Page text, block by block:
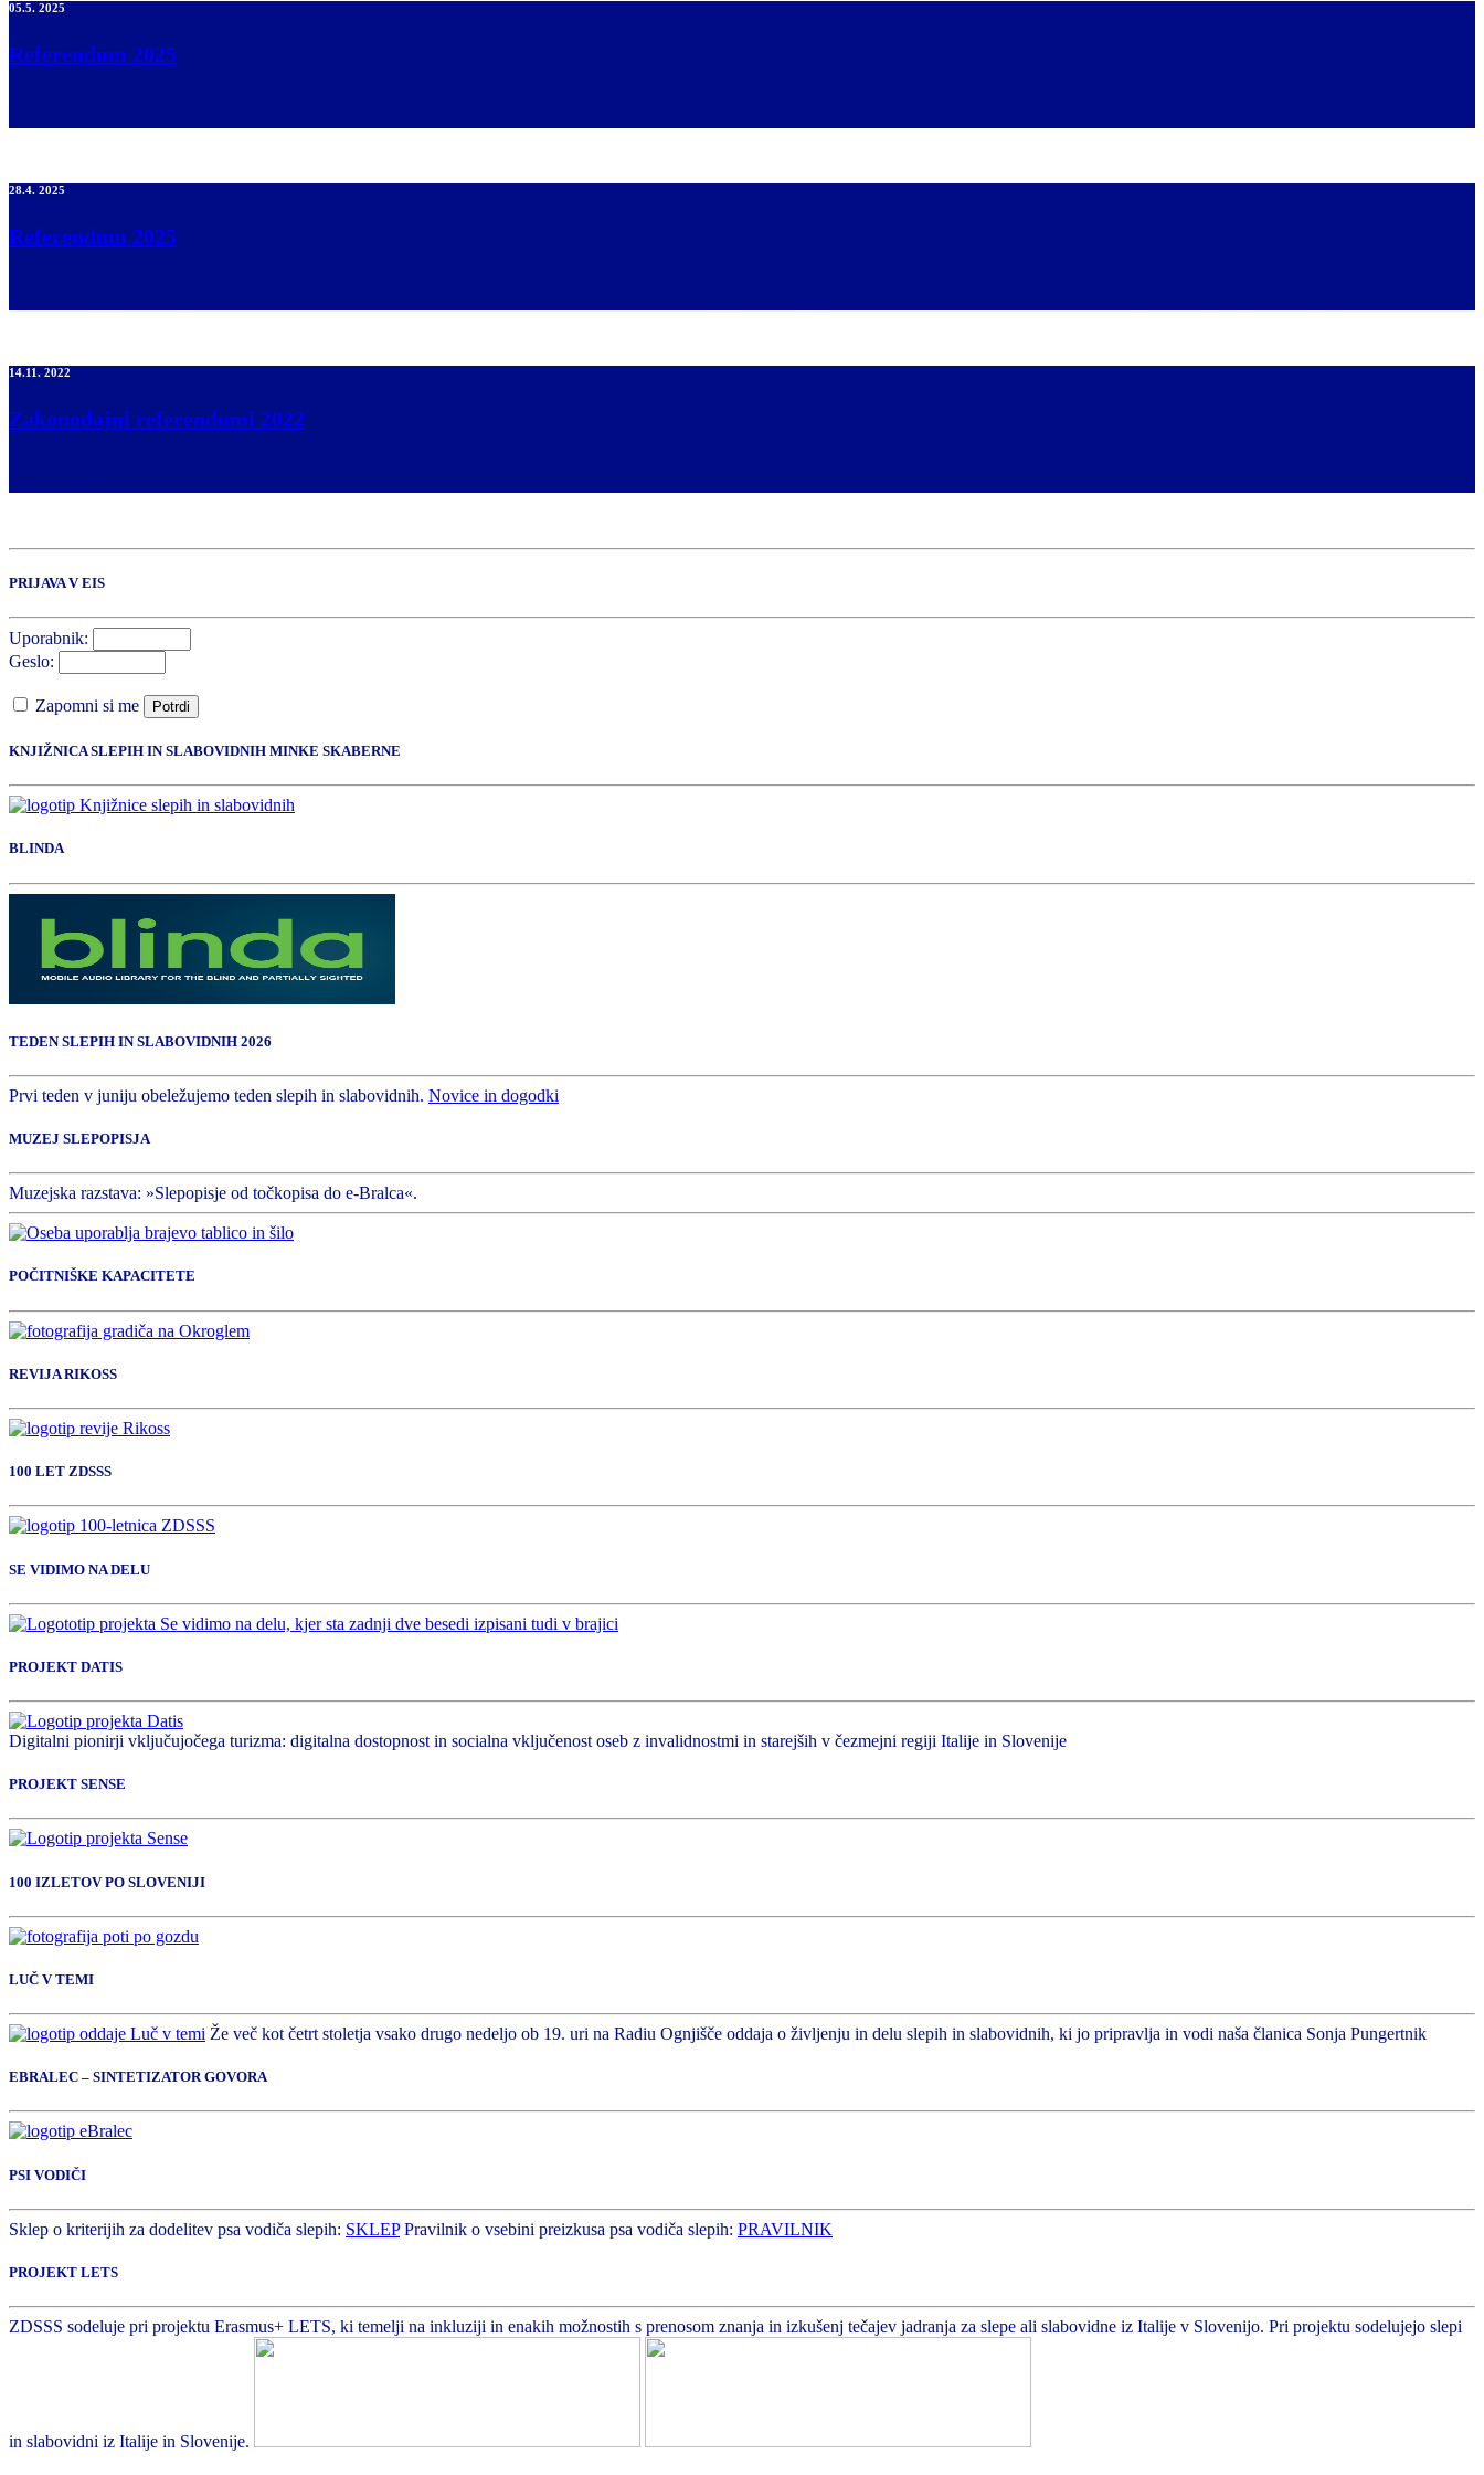
05.5. 2025
Referendum 2025
28.4. 2025
Referendum 2025
14.11. 2022
Zakonodajni referendumi 2022
PRIJAVA V EIS
Uporabnik:
Geslo:
Zapomni si me Potrdi
KNJIŽNICA SLEPIH IN SLABOVIDNIH MINKE SKABERNE
BLINDA
TEDEN SLEPIH IN SLABOVIDNIH 2026
Prvi teden v juniju obeležujemo teden slepih in slabovidnih. Novice in dogodki
MUZEJ SLEPOPISJA
Muzejska razstava: »Slepopisje od točkopisa do e-Bralca«.
POČITNIŠKE KAPACITETE
REVIJA RIKOSS
100 LET ZDSSS
SE VIDIMO NA DELU
PROJEKT DATIS
Digitalni pionirji vključujočega turizma: digitalna dostopnost in socialna vključenost oseb z invalidnostmi in starejših v čezmejni regiji Italije in Slovenije
PROJEKT SENSE
100 IZLETOV PO SLOVENIJI
LUČ V TEMI
Že več kot četrt stoletja vsako drugo nedeljo ob 19. uri na Radiu Ognjišče oddaja o življenju in delu slepih in slabovidnih, ki jo pripravlja in vodi naša članica Sonja Pungertnik
EBRALEC – SINTETIZATOR GOVORA
PSI VODIČI
Sklep o kriterijih za dodelitev psa vodiča slepih: SKLEPPravilnik o vsebini preizkusa psa vodiča slepih: PRAVILNIK
PROJEKT LETS
ZDSSS sodeluje pri projektu Erasmus+ LETS, ki temelji na inkluziji in enakih možnostih s prenosom znanja in izkušenj tečajev jadranja za slepe ali slabovidne iz Italije v Slovenijo. Pri projektu sodelujejo slepi
in slabovidni iz Italije in Slovenije.